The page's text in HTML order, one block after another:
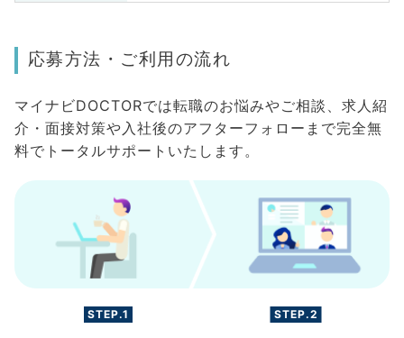
応募方法・ご利用の流れ
マイナビDOCTORでは転職のお悩みやご相談、求人紹
介・面接対策や入社後のアフターフォローまで完全無
料でトータルサポートいたします。
STEP.1 STEP.2